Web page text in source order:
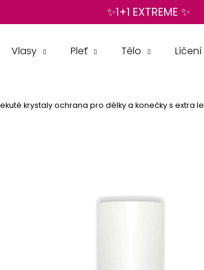
✨1+1 EXTREME ✨
Vlasy Pleť Tělo Líčení
krystaly ochrana pro délky a konečky s extra